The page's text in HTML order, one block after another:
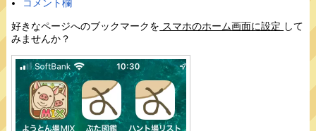
コメント欄
好きなページへのブックマークを スマホのホーム画面に設定 して
みませんか？